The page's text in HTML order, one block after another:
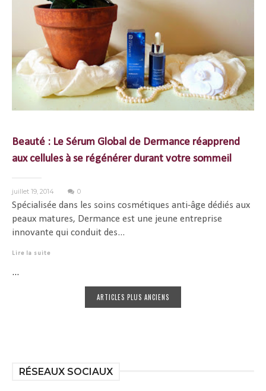
Beauté : Le Sérum Global de Dermance réapprend
aux cellules à se régénérer durant votre sommeil
juillet 19, 2014 0
Spécialisée dans les soins cosmétiques anti-âge dédiés aux
peaux matures, Dermance est une jeune entreprise
innovante qui conduit des...
Lire la suite
...
ARTICLES PLUS ANCIENS
RÉSEAUX SOCIAUX